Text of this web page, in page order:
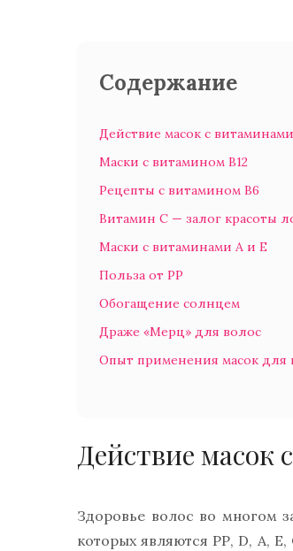
Содержание
Действие масок с
Маски с витамином В12
Рецепты c витамином В6
Витамин С — залог красоты
Маски с витаминами А и Е
Польза от PP
Обогащение солнцем
Драже «Мерц» для волос
Опыт применения масок для
Действие масок
Здоровье волос во многом
которых являются РР, D, А,